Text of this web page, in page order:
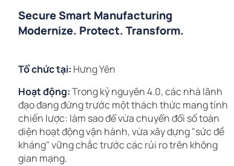
Secure Smart Manufacturing
Modernize. Protect. Transform.
Tổ chức tại: Hưng Yên
Hoạt động:Trong kỷ nguyên 4.0, các nhà lãnh
đạo đang đứng trước một thách thức mang tính
chiến lược: làm sao để vừa chuyển đổi số toàn
diện hoạt động vận hành, vừa xây dựng "sức đề
kháng" vững chắc trước các rủi ro trên không
gian mạng.